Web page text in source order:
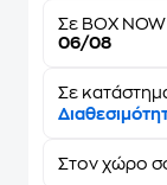
Σε BOX
06/08
Σε
Στον χώρο